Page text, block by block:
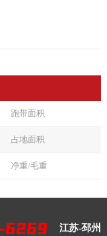
跑带面积
占地面积
净重/毛重
江苏-邳州